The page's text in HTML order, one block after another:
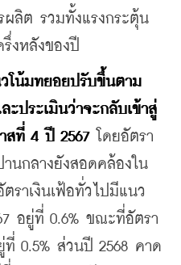
ผลิต รวมทั้งแรงกระตุ้น
งหลังของปี
โน้มทยอยปรับขึ้นตาม
ะประเมินว่าจะกลับเข้าสู่
สที่ 4 ปี 2567
โดยอัตรา
านกลางยังสอดคล้องใน
ตราเงินเฟ้อทั่วไปมีแนว
อยู่ที่ 0.6% ขณะที่อัตรา
ที่ 0.5% ส่วนปี 2568 คาด